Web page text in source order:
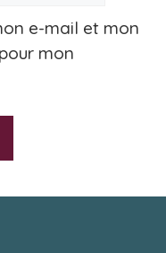
e-mail et mon
mon